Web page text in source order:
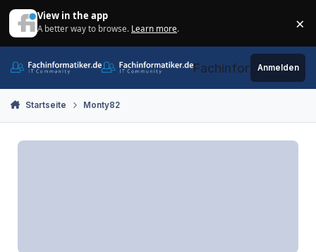
View in the app
A better way to browse. Learn more. ×
Fachinformatiker.de
Anmelden
Startseite Monty82